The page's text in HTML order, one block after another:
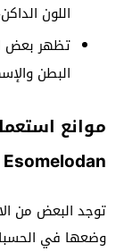
اللون
تظهر بعض
البطن
موانع
Esomelodan
توجد البعض من
وضعها في